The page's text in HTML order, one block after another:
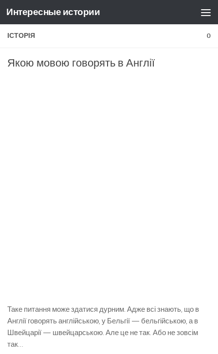
Skip to content
Интересные истории
ІСТОРІЯ 0
Якою мовою говорять в Англії
Таке питання може здатися дурним. Адже всі знають, що в
Англії говорять англійською, у Бельгії — бельгійською, а в
Швейцарії — швейцарською. Але це не так. Або не зовсім
так…